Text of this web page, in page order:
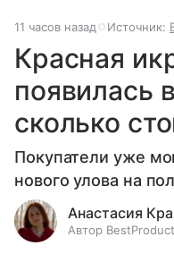
11 часов назад Источник:
Красная
появилась
сколько
Покупатели уже
нового улова на
Анастасия
Автор